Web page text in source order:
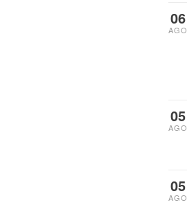
06
AGO
05
AGO
05
AGO